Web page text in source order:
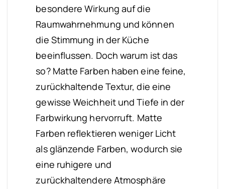
besondere Wirkung auf die
Raumwahrnehmung und können
die Stimmung in der Küche
beeinflussen. Doch warum ist das
so? Matte Farben haben eine feine,
zurückhaltende Textur, die eine
gewisse Weichheit und Tiefe in der
Farbwirkung hervorruft. Matte
Farben reflektieren weniger Licht
als glänzende Farben, wodurch sie
eine ruhigere und
zurückhaltendere Atmosphäre